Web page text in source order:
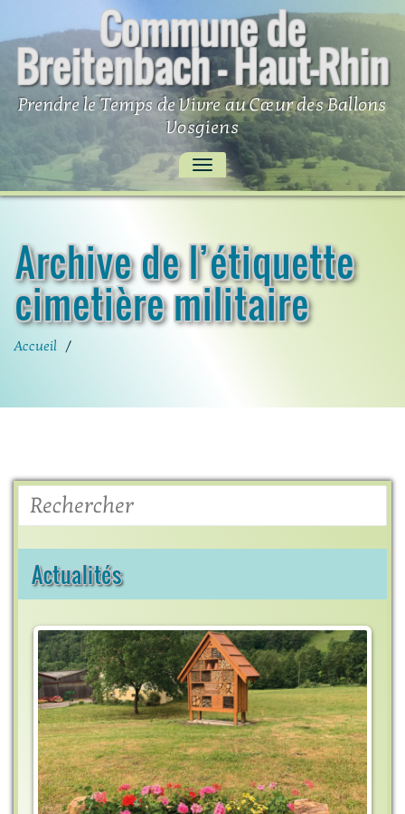
to
content
Commune de
Breitenbach – Haut-Rhin
Prendre le Temps de Vivre au Cœur des Ballons
Vosgiens
AFFICHER/MASQUER
LA
NAVIGATION
Archive de l’étiquette
cimetière militaire
Accueil /
Rechercher
Actualités